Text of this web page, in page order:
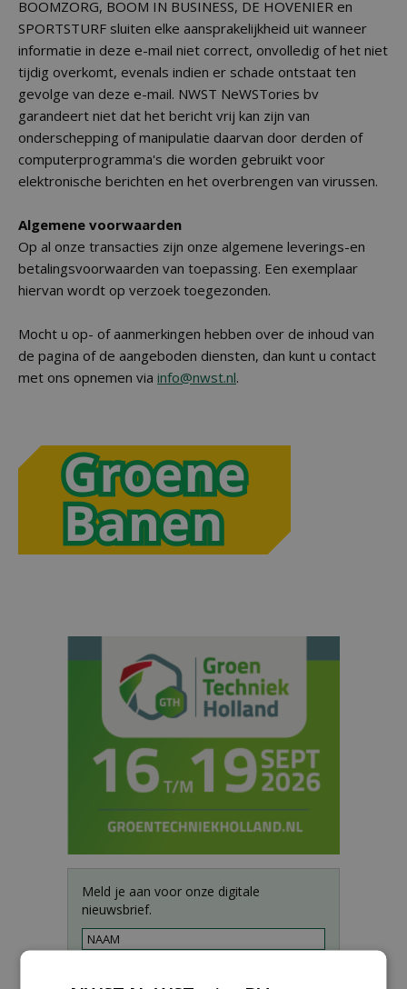
BOOMZORG, BOOM IN BUSINESS, DE HOVENIER en
SPORTSTURF sluiten elke aansprakelijkheid uit wanneer
informatie in deze e-mail niet correct, onvolledig of het niet
tijdig overkomt, evenals indien er schade ontstaat ten
gevolge van deze e-mail. NWST NeWSTories bv
garandeert niet dat het bericht vrij kan zijn van
onderschepping of manipulatie daarvan door derden of
computerprogramma's die worden gebruikt voor
elektronische berichten en het overbrengen van virussen.
Algemene voorwaarden
Op al onze transacties zijn onze algemene leverings-en
betalingsvoorwaarden van toepassing. Een exemplaar
hiervan wordt op verzoek toegezonden.
Mocht u op- of aanmerkingen hebben over de inhoud van
de pagina of de aangeboden diensten, dan kunt u contact
met ons opnemen via info@nwst.nl.
Meld je aan voor onze digitale
nieuwsbrief.